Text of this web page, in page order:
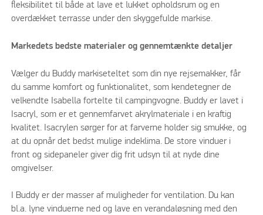
fleksibilitet til både at lave et lukket opholdsrum og en
overdækket terrasse under den skyggefulde markise.
Markedets bedste materialer og gennemtænkte detaljer
Vælger du Buddy markiseteltet som din nye rejsemakker, får
du samme komfort og funktionalitet, som kendetegner de
velkendte Isabella fortelte til campingvogne. Buddy er lavet i
Isacryl, som er et gennemfarvet akrylmateriale i en kraftig
kvalitet. Isacrylen sørger for at farverne holder sig smukke, og
at du opnår det bedst mulige indeklima. De store vinduer i
front og sidepaneler giver dig frit udsyn til at nyde dine
omgivelser.
I Buddy er der masser af muligheder for ventilation. Du kan
bl.a. lyne vinduerne ned og lave en verandaløsning med den